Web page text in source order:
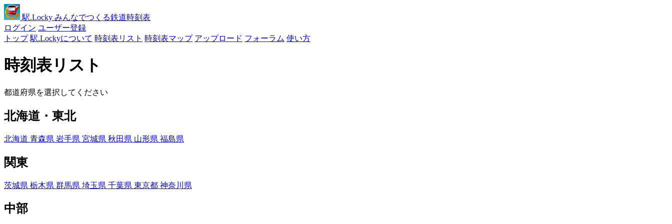
駅.Locky みんなでつくる鉄道時刻表
ログイン ユーザー登録
トップ 駅.Lockyについて 時刻表リスト 時刻表マップ アップロード フォーラム 使い方
時刻表リスト
都道府県を選択してください
北海道・東北
北海道 青森県 岩手県 宮城県 秋田県 山形県 福島県
関東
茨城県 栃木県 群馬県 埼玉県 千葉県 東京都 神奈川県
中部